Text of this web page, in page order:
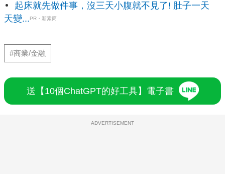
起床就先做件事，沒三天小腹就不見了! 肚子一天
天變...PR・新素簡
#商業/金融
送【10個ChatGPT的好工具】電子書
ADVERTISEMENT